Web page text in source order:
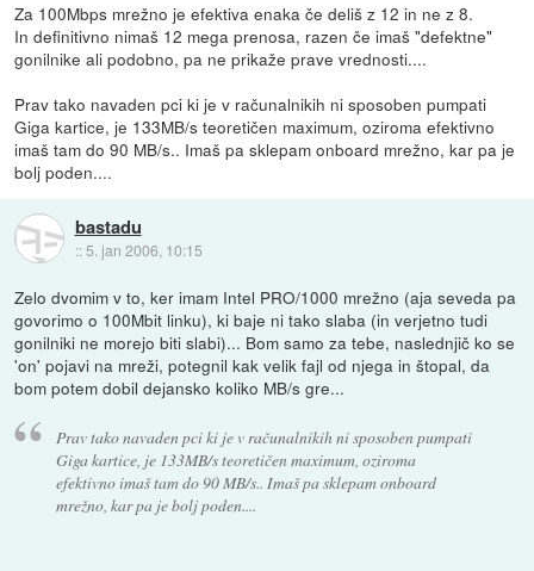
Za 100Mbps mrežno je efektiva enaka če deliš z 12 in ne z 8.
In definitivno nimaš 12 mega prenosa, razen če imaš "defektne"
gonilnike ali podobno, pa ne prikaže prave vrednosti....
Prav tako navaden pci ki je v računalnikih ni sposoben pumpati
Giga kartice, je 133MB/s teoretičen maximum, oziroma efektivno
imaš tam do 90 MB/s.. Imaš pa sklepam onboard mrežno, kar pa je
bolj poden....
bastadu
:: 5. jan 2006, 10:15
Zelo dvomim v to, ker imam Intel PRO/1000 mrežno (aja seveda pa
govorimo o 100Mbit linku), ki baje ni tako slaba (in verjetno tudi
gonilniki ne morejo biti slabi)... Bom samo za tebe, naslednjič ko se
'on' pojavi na mreži, potegnil kak velik fajl od njega in štopal, da
bom potem dobil dejansko koliko MB/s gre...
Prav tako navaden pci ki je v računalnikih ni sposoben pumpati
Giga kartice, je 133MB/s teoretičen maximum, oziroma
efektivno imaš tam do 90 MB/s.. Imaš pa sklepam onboard
mrežno, kar pa je bolj poden....